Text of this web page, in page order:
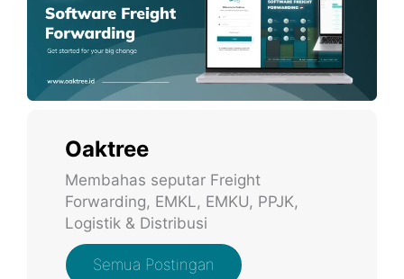
Oaktree
Membahas seputar Freight
Forwarding, EMKL, EMKU, PPJK,
Logistik & Distribusi
Semua Postingan